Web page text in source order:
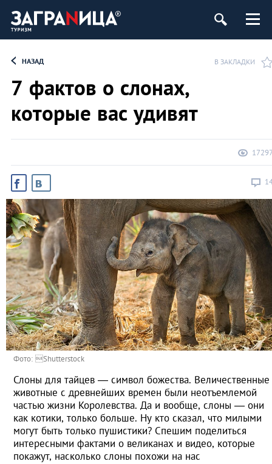
НАЗАД В ЗАКЛАДКИ
7 фактов о слонах,
которые вас удивят
Фото: Shutterstock
Слоны для тайцев ― символ божества. Величественные
животные с древнейших времен были неотъемлемой
частью жизни Королевства. Да и вообще, слоны ― они
как котики, только больше. Ну кто сказал, что милыми
могут быть только пушистики? Спешим поделиться
интересными фактами о великанах и видео, которые
покажут, насколько слоны похожи на нас